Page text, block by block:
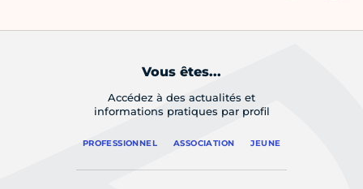
Vous êtes...
Accédez à des actualités et
informations pratiques par profil
PROFESSIONNEL ASSOCIATION JEUNE